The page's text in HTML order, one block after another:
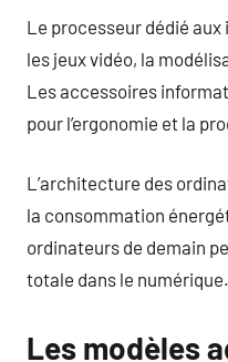
Le processeur dédié
les jeux vidéo, la
Les accessoires
pour l’ergonomie et la
L’architecture des
la consommation
ordinateurs de demain
totale dans le numérique.
Les modèles